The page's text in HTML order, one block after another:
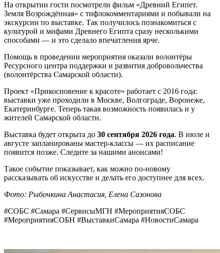
На открытии гости посмотрели фильм «Древний Египет.
Земля Возрождённая» с тифлокомментариями и побывали на
экскурсии по выставке. Так получилось познакомиться с
культурой и мифами Древнего Египта сразу несколькими
способами — и это сделало впечатления ярче.
Помощь в проведении мероприятия оказали волонтёры
Ресурсного центра поддержки и развития добровольчества
(волонтёрства Самарской области).
Проект «Прикосновение к красоте» работает с 2016 года:
выставки уже проходили в Москве, Волгограде, Воронеже,
Екатеринбурге. Теперь такая возможность появилась и у
жителей Самарской области.
Выставка будет открыта до 30 сентября 2026 года. В июле и
августе запланированы мастер-классы — их расписание
появится позже. Следите за нашими анонсами!
Такое событие показывает, как можно по-новому
рассказывать об искусстве и делать его доступнее для всех.
Фото: Рыбочкина Анастасия, Елена Сазонова
#СОБС #Самара #СервисыМГН #МероприятияСОБС
#МероприятияСОБН #ВыставкиСамара #НовостиСамара